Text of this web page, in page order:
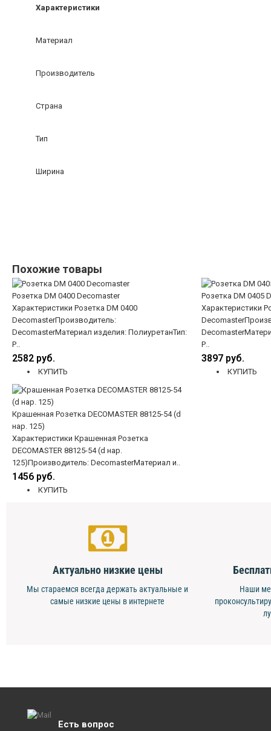
Характеристики
Материал
Производитель
Страна
Тип
Ширина
Похожие товары
Розетка DM 0400 Decomaster
Характеристики Розетка DM 0400
DecomasterПроизводитель:
DecomasterМатериал изделия: ПолиуретанТип:
Р..
2582 руб.
КУПИТЬ
Розетка DM 0405
Характеристики
Р..
3897 руб.
КУПИТЬ
Крашенная Розетка DECOMASTER 88125-54 (d
нар. 125)
Характеристики Крашенная Розетка
DECOMASTER 88125-54 (d нар.
125)Производитель: DecomasterМатериал и..
1456 руб.
КУПИТЬ
Актуально низкие цены
Мы стараемся всегда держать актуальные и
самые низкие цены в интернете
Наши
Есть вопрос